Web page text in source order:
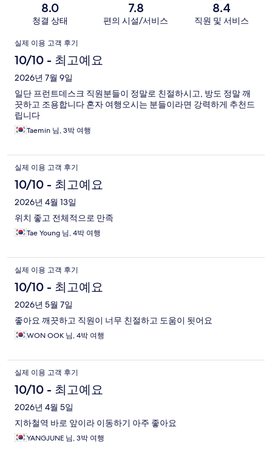
8.0
청결 상태
7.8
편의 시설/서비스
8.4
직원 및 서비스
이
용
후
기
실제 이용 고객 후기
10/10 - 최고예요
2026년 7월 9일
일단 프런트데스크 직원분들이 정말로 친절하시고, 방도 정말 깨
끗하고 조용합니다 혼자 여행오시는 분들이라면 강력하게 추천드
립니다
Taemin 님, 3박 여행
실제 이용 고객 후기
10/10 - 최고예요
2026년 4월 13일
위치 좋고 전체적으로 만족
Tae Young 님, 4박 여행
실제 이용 고객 후기
10/10 - 최고예요
2026년 5월 7일
좋아요 깨끗하고 직원이 너무 친절하고 도움이 됫어요
WON OOK 님, 4박 여행
실제 이용 고객 후기
10/10 - 최고예요
2026년 4월 5일
지하철역 바로 앞이라 이동하기 아주 좋아요
YANGJUNE 님, 3박 여행